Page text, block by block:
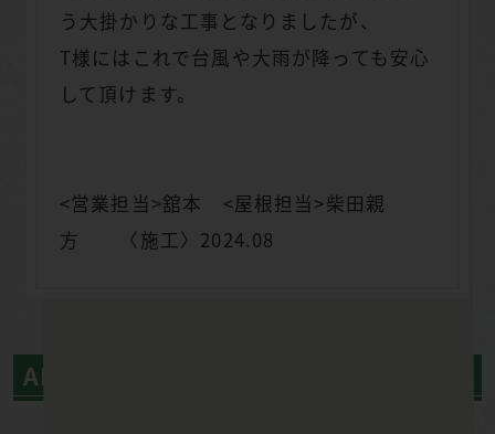
う大掛かりな工事となりましたが、
T様にはこれで台風や大雨が降っても安心
して頂けます。
<営業担当>舘本 <屋根担当>柴田親
方 〈施工〉2024.08
AFTER